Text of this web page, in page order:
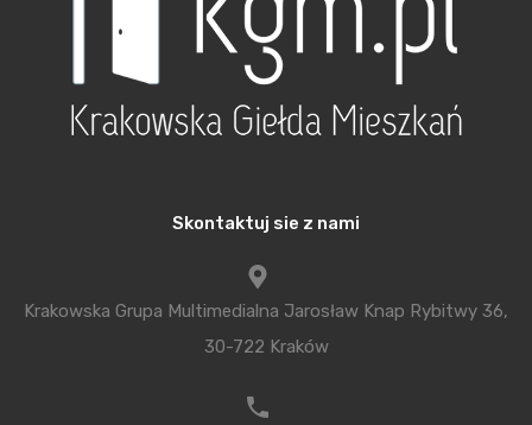
półki. Łączy wszystko to, co powinno składać się
na luksusową inwestycję – jakość wykończenia,
liczne udogodnienia, nowoczesną architekturę i
wspomnianą już, najlepszą lokalizację”-
skorzystać z kameralnej strefy fitness i parkowej
przestrzeni Parku Dębnickiego z placem zabaw. O
Prace budowlane ruszyły z początkiem października
Skontaktuj sie z nami
Krakowska Grupa Multimedialna Jarosław Knap Rybitwy 36,
30-722 Kraków